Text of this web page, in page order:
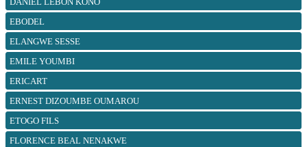
EBODEL
ELANGWE SESSE
EMILE YOUMBI
ERICART
ERNEST DIZOUMBE OUMAROU
ETOGO FILS
FLORENCE BEAL NENAKWE